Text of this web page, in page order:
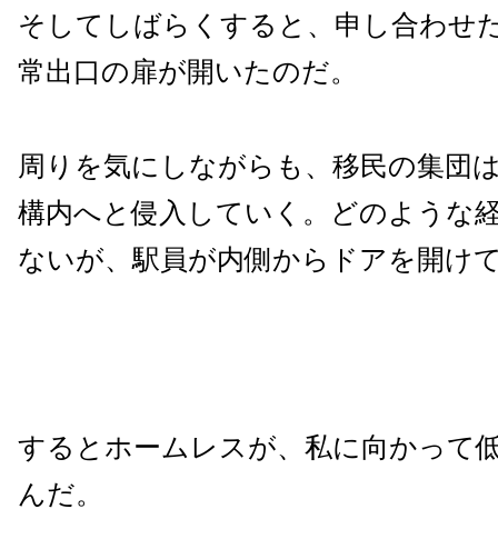
そしてしばらくすると、申し合わせ
常出口の扉が開いたのだ。
周りを気にしながらも、移民の集団
構内へと侵入していく。どのような
ないが、駅員が内側からドアを開け
するとホームレスが、私に向かって
んだ。